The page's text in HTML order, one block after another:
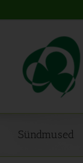
to
Sündmused